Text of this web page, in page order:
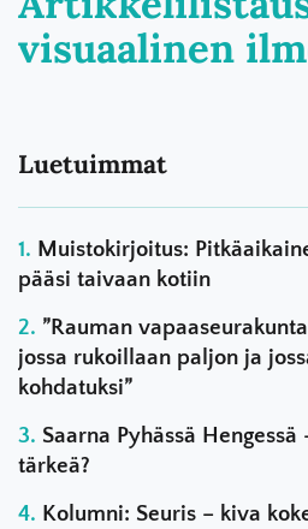
visuaalinen
Luetuimmat
Muistokirjoitus:
pääsi taivaan kotiin
”Rauman
jossa rukoillaan paljon ja
kohdatuksi”
Saarna Pyhässä
tärkeä?
Kolumni: Seuris – kiva